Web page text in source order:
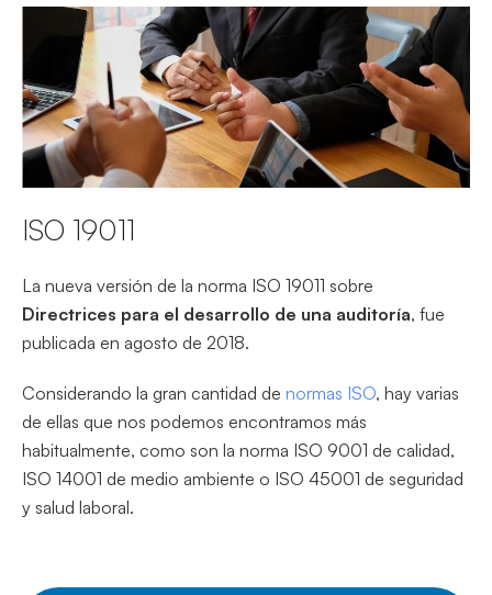
ISO 19011
La nueva versión de la norma ISO 19011 sobre
Directrices para el desarrollo de una auditoría, fue
publicada en agosto de 2018.
Considerando la gran cantidad de normas ISO, hay varias
de ellas que nos podemos encontramos más
habitualmente, como son la norma ISO 9001 de calidad,
ISO 14001 de medio ambiente o ISO 45001 de seguridad
y salud laboral.